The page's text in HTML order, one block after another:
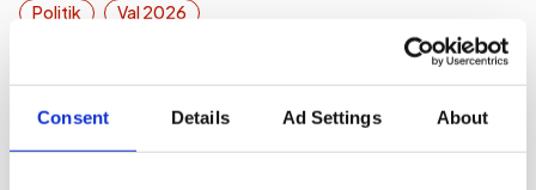
Consent Details Ad Settings About
Politik Val 2026
2026-06-16, 07:48
Gruvbolag och branschorganisation
halvjublar över skrotat uran-veto